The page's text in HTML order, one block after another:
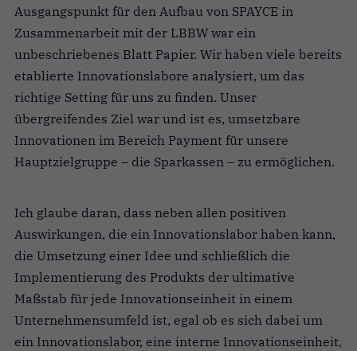
Ausgangspunkt für den Aufbau von SPAYCE in
Zusammenarbeit mit der LBBW war ein
unbeschriebenes Blatt Papier. Wir haben viele bereits
etablierte Innovationslabore analysiert, um das
richtige Setting für uns zu finden. Unser
übergreifendes Ziel war und ist es, umsetzbare
Innovationen im Bereich Payment für unsere
Hauptzielgruppe – die Sparkassen – zu ermöglichen.
Ich glaube daran, dass neben allen positiven
Auswirkungen, die ein Innovationslabor haben kann,
die Umsetzung einer Idee und schließlich die
Implementierung des Produkts der ultimative
Maßstab für jede Innovationseinheit in einem
Unternehmensumfeld ist, egal ob es sich dabei um
ein Innovationslabor, eine interne Innovationseinheit,